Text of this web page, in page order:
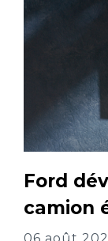
Ford
camion